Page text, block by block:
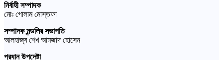
নির্বাহী সম্পাদক
মোঃ গোলাম মোস্তফা
সম্পাদক মন্ডলির সভাপতি
আলহাজ্ব শেখ আমজাদ হোসেন
প্রধান উপদেষ্টা